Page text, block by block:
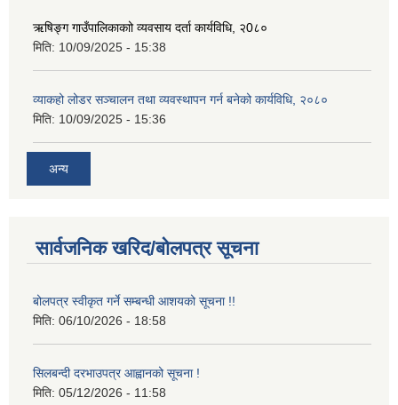
ऋषिङ्ग गाउँपालिकाकाो व्यवसाय दर्ता कार्यविधि, २0८०
मिति: 10/09/2025 - 15:38
व्याकहो लोडर सञ्चालन तथा व्यवस्थापन गर्न बनेको कार्यविधि, २०८०
मिति: 10/09/2025 - 15:36
अन्य
सार्वजनिक खरिद/बोलपत्र सूचना
बोलपत्र स्वीकृत गर्ने सम्बन्धी आशयको सूचना !!
मिति: 06/10/2026 - 18:58
सिलबन्दी दरभाउपत्र आह्वानको सूचना !
मिति: 05/12/2026 - 11:58